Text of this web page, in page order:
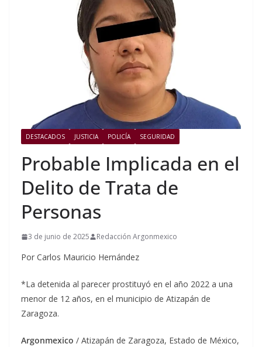
DESTACADOS JUSTICIA POLICÍA SEGURIDAD
Probable Implicada en el
Delito de Trata de
Personas
3 de junio de 2025 Redacción Argonmexico
Por Carlos Mauricio Hernández
*La detenida al parecer prostituyó en el año 2022 a una
menor de 12 años, en el municipio de Atizapán de
Zaragoza.
Argonmexico / Atizapán de Zaragoza, Estado de México,